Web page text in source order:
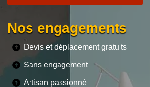
Nos engagements
Devis et déplacement gratuits
Sans engagement
Artisan passionné